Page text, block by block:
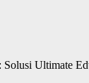
Ultimate